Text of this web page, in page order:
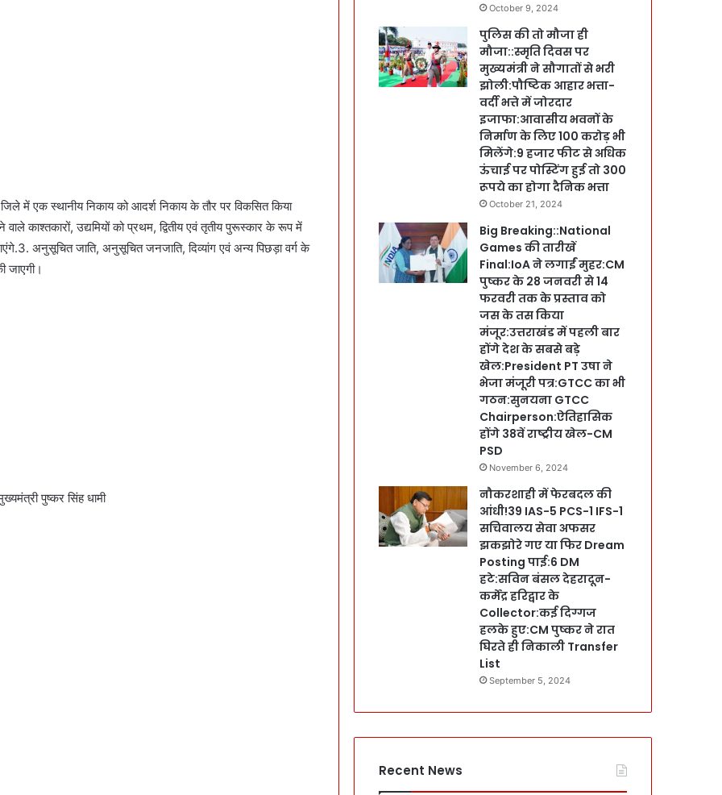
में एक स्थानीय निकाय को आदर्श निकाय के तौर पर विकसित किया
काश्तकारों, उद्यमियों को प्रथम, द्वितीय एवं तृतीय पुरूस्कार के रूप में
अनुसूचित जाति, अनुसूचित जनजाति, दिव्यांग एवं अन्य पिछड़ा वर्ग के
जाएगी।
पुष्कर सिंह धामी
October 9, 2024
पुलिस की तो मौजा ही
मौजा::स्मृति दिवस पर
मुख्यमंत्री ने सौगातों से भरी
झोली:पौष्टिक आहार भत्ता-
वर्दी भत्ते में जोरदार
इजाफा:आवासीय भवनों के
निर्माण के लिए 100 करोड़ भी
मिलेंगे:9 हजार फीट से अधिक
ऊंचाई पर पोस्टिंग हुई तो 300
रूपये का होगा दैनिक भत्ता
October 21, 2024
Big Breaking::National
Games की तारीखें
Final:IoA ने लगाईं मुहर:CM
पुष्कर के 28 जनवरी से 14
फरवरी तक के प्रस्ताव को
जस के तस किया
मंजूर:उत्तराखंड में पहली बार
होंगे देश के सबसे बड़े
खेल:President PT उषा ने
भेजा मंजूरी पत्र:GTCC का भी
गठन:सुनयना GTCC
Chairperson:ऐतिहासिक
होंगे 38वें राष्ट्रीय खेल-CM
PSD
November 6, 2024
नौकरशाही में फेरबदल की
आंधी!39 IAS-5 PCS-1 IFS-1
सचिवालय सेवा अफसर
झकझोरे गए या फिर Dream
Posting पाई:6 DM
हटे:सविन बंसल देहरादून-
कर्मेंद्र हरिद्वार के
Collector:कई दिग्गज
हलके हुए:CM पुष्कर ने रात
घिरते ही निकाली Transfer
List
September 5, 2024
Recent News